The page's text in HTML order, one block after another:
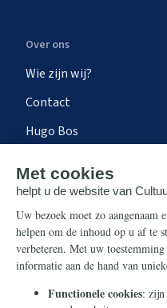
Over ons
Wie zijn wij?
Contact
Hugo Bos
Steun ons
Nieuwsbrief
Eenmalig
Maandelijks